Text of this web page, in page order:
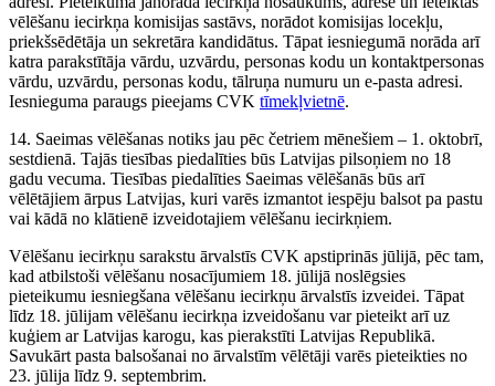
vēlēšanu iecirkņa komisijas sastāvs, norādot komisijas locekļu,
priekšsēdētāja un sekretāra kandidātus. Tāpat iesniegumā norāda arī
katra parakstītāja vārdu, uzvārdu, personas kodu un kontaktpersonas
vārdu, uzvārdu, personas kodu, tālruņa numuru un e-pasta adresi.
Iesnieguma paraugs pieejams CVK tīmekļvietnē.
14. Saeimas vēlēšanas notiks jau pēc četriem mēnešiem – 1. oktobrī,
sestdienā. Tajās tiesības piedalīties būs Latvijas pilsoņiem no 18
gadu vecuma. Tiesības piedalīties Saeimas vēlēšanās būs arī
vēlētājiem ārpus Latvijas, kuri varēs izmantot iespēju balsot pa pastu
vai kādā no klātienē izveidotajiem vēlēšanu iecirkņiem.
Vēlēšanu iecirkņu sarakstu ārvalstīs CVK apstiprinās jūlijā, pēc tam,
kad atbilstoši vēlēšanu nosacījumiem 18. jūlijā noslēgsies
pieteikumu iesniegšana vēlēšanu iecirkņu ārvalstīs izveidei. Tāpat
līdz 18. jūlijam vēlēšanu iecirkņa izveidošanu var pieteikt arī uz
kuģiem ar Latvijas karogu, kas pierakstīti Latvijas Republikā.
Savukārt pasta balsošanai no ārvalstīm vēlētāji varēs pieteikties no
23. jūlija līdz 9. septembrim.